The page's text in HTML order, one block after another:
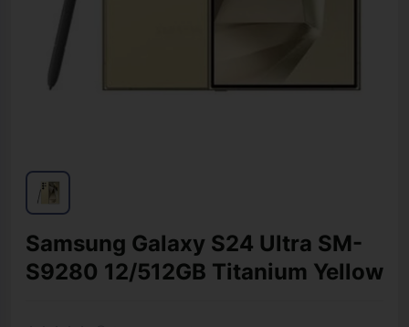
Samsung Galaxy S24 Ultra SM-
S9280 12/512GB Titanium Yellow